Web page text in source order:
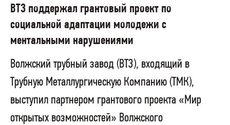
ВТЗ поддержал грантовый проект по
социальной адаптации молодежи с
ментальными нарушениями
Волжский трубный завод (ВТЗ), входящий в
Трубную Металлургическую Компанию (ТМК),
выступил партнером грантового проекта «Мир
открытых возможностей» Волжского